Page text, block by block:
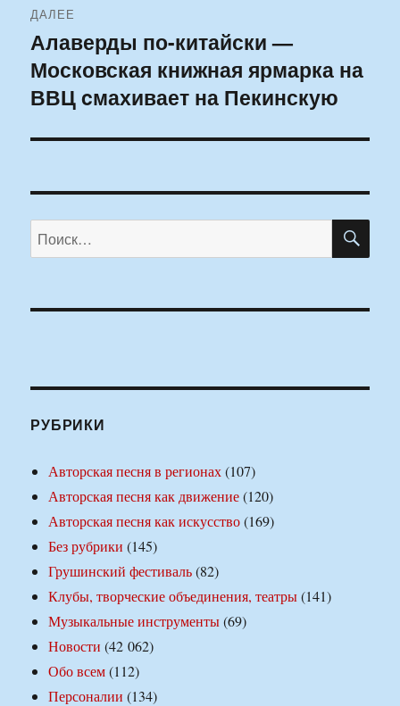
ДАЛЕЕ
Следующая
запись:
Алаверды по-китайски —
Московская книжная ярмарка на
ВВЦ cмахивает на Пекинскую
Искать:
РУБРИКИ
Авторская песня в регионах(107)
Авторская песня как движение(120)
Авторская песня как искусство(169)
Без рубрики (145)
Грушинский фестиваль(82)
Клубы, творческие объединения, театры(141)
Музыкальные инструменты(69)
Новости (42 062)
Обо всем(112)
Персоналии (134)